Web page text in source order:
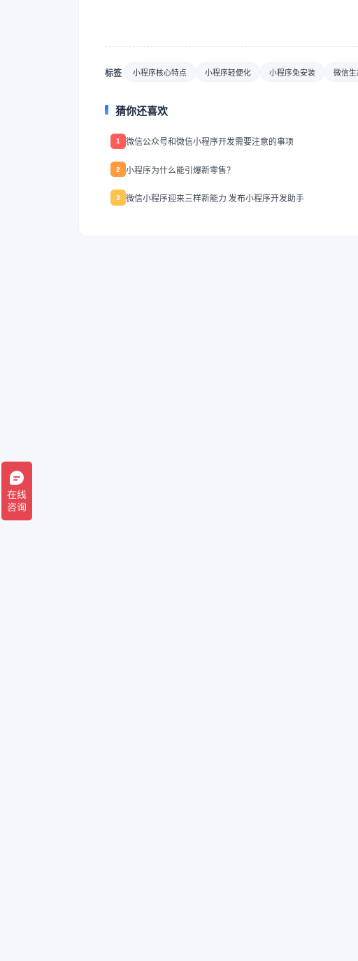
标签 小程序核心特点 小程序轻便化 小程序免安装 微信
猜你还喜欢
1 微信公众号和微信小程序开发需要注意的事项
2 小程序为什么能引爆新零售？
3 微信小程序迎来三样新能力 发布小程序开发助手